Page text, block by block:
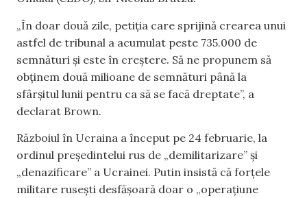
„În doar două zile, petiţia care sprijină crearea unui
astfel de tribunal a acumulat peste 735.000 de
semnături şi este în creştere. Să ne propunem să
obţinem două milioane de semnături până la
sfârşitul lunii pentru ca să se facă dreptate”, a
declarat Brown.
Războiul în Ucraina a început pe 24 februarie, la
ordinul președintelui rus de „demilitarizare” și
„denazificare” a Ucrainei. Putin insistă că forțele
militare rusești desfășoară doar o „operațiune